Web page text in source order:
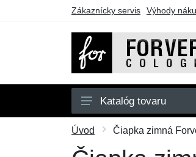
Zákaznícky servis Výhody
Stredné batohy
Veľké batohy
Katalóg tovaru
Úvod Čiapka zimná